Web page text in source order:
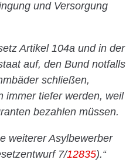
und Versorgung
Artikel 104a und in der
auf, den Bund notfalls
schließen,
immer tiefer werden, weil
bezahlen müssen.
weiterer Asylbewerber
7/12835).“